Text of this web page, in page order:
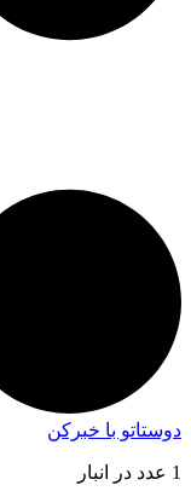
دوستاتو با خبرکن
1 عدد در انبار